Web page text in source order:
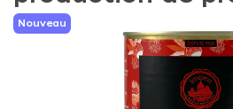
Nouveau